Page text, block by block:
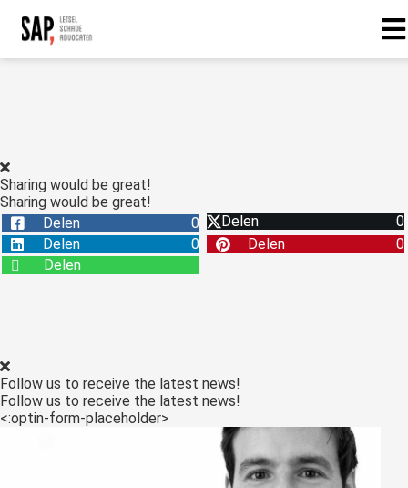
Sharing would be great!
Sharing would be great!
Delen
0 Delen
0
Delen
0 Delen
0
Delen
Follow us to receive the latest news!
Follow us to receive the latest news!
<:optin-form-placeholder>